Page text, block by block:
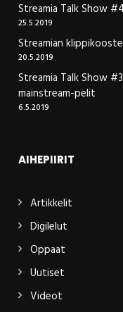
Streamia Talk Show
25.5.2019
Streamian
20.5.2019
Streamia Talk Show
mainstream-pelit
6.5.2019
AIHEPIIRIT
Artikkelit
Digilelut
Oppaat
Uutiset
Videot